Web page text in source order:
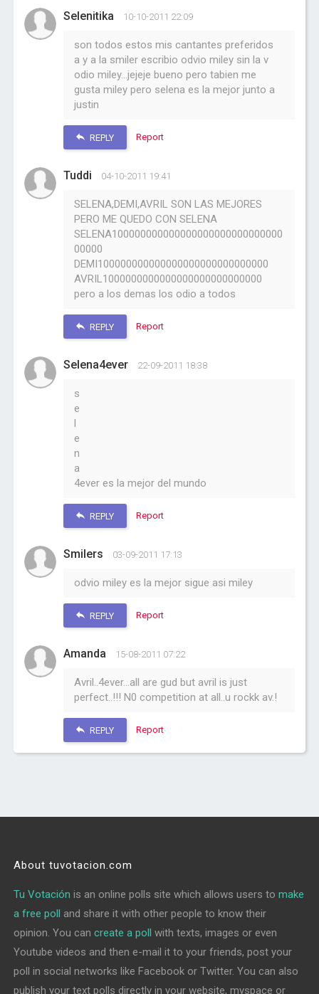
Selenitika 10-10-2011 22:09
son todos estos mis cantantes preferidos
a y a la smiler escribio odvio miley sin la v
odio miley...jejeje bueno pero tabien me
gusta miley pero selena es la mejor junto a
justin
REPLY Report
Tuddi 04-10-2011 19:41
SELENA,DEMI,AVRIL SON LAS MEJORES
PERO ME QUEDO CON SELENA
SELENA100000000000000000000000000000
00000
DEMI100000000000000000000000000000
AVRIL1000000000000000000000000000
pero a los demas los odio a todos
REPLY Report
Selena4ever 22-09-2011 18:38
s
e
l
e
n
a
4ever es la mejor del mundo
REPLY Report
Smilers 03-09-2011 17:13
odvio miley es la mejor sigue asi miley
REPLY Report
Amanda 15-08-2011 07:22
Avril..4ever...all are gud but avril is just
perfect..!!! N0 competition at all..u rockk av.!
REPLY Report
About tuvotacion.com
Tu Votación is an online polls site which allows users tomake
a free poll and share it with other people to know their
opinion. You cancreate a poll with texts, images or even
Youtube videos and then e-mail it to your friends, post your
poll in social networks like Facebook or Twitter. You can also
publish your text polls directly in your website, myspace or